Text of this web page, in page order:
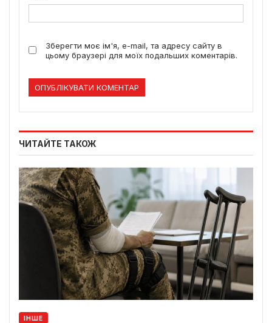
Зберегти моє ім'я, e-mail, та адресу сайту в
цьому браузері для моїх подальших коментарів.
ЧИТАЙТЕ ТАКОЖ
ІНШЕ